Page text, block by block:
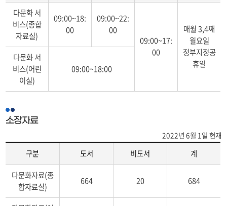
(구
토,
~
금,
휴
일)
다문화 서
비스(종합
자료실)
09:00~18:
00
09:00~22:
00
09:00~17:
00
매월 3,4째
월요일
정부지정공
휴일
다문화 서
비스(어린
이실)
09:00~18:00
소장자료
2022년 6월 1일 현재
료
구분 도서 비도서
계
다문화자료(종
합자료실)
664 20 684